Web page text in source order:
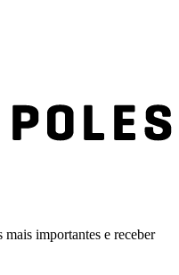
importantes e receber